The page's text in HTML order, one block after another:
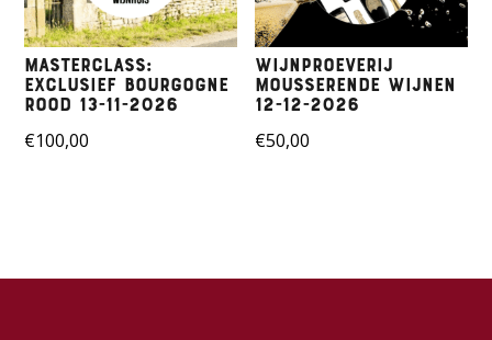
Masterclass:
Exclusief Bourgogne
Rood 13-11-2026
€100,00
Wijnproeverij
mousserende wijnen
12-12-2026
€50,00